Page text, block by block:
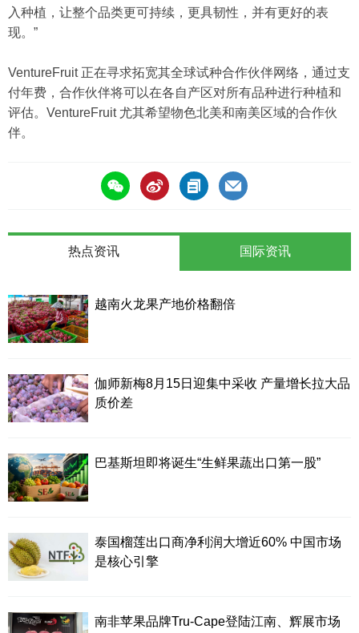
入种植，让整个品类更可持续，更具韧性，并有更好的表
现。”
VentureFruit 正在寻求拓宽其全球试种合作伙伴网络，通过支
付年费，合作伙伴将可以在各自产区对所有品种进行种植和
评估。VentureFruit 尤其希望物色北美和南美区域的合作伙
伴。
热点资讯
越南火龙果产地价格翻倍
伽师新梅8月15日迎集中采收 产量增长拉大品
质价差
巴基斯坦即将诞生“生鲜果蔬出口第一股”
泰国榴莲出口商净利润大增近60% 中国市场
是核心引擎
南非苹果品牌Tru-Cape登陆江南、辉展市场
国际资讯